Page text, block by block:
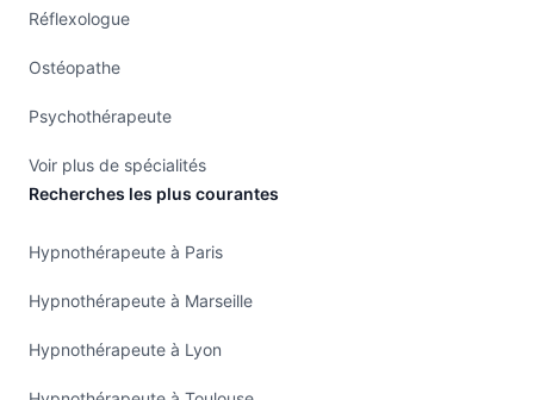
Réflexologue
Ostéopathe
Psychothérapeute
Voir plus de spécialités
Recherches les plus courantes
Hypnothérapeute à Paris
Hypnothérapeute à Marseille
Hypnothérapeute à Lyon